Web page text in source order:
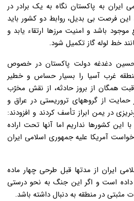
ایران به پاکستان نگاه به یک برادر در
فرصت بی بدیل، روابط دو کشور باید
موجود باشد و امنیت مرزها ارتقاء یابد و
خط لوله گاز تکمیل شود.
تحسین دغدغه دولت پاکستان در خصوص
غرب آسیا را بسیار حساس و خطیر
همگان از بروز حادثه، از نقش مخرّب
از گروههای تروریستی در عراق و
در یمن ابراز تأسف کردند و افزودند:
این کشورها نداریم اما آنها تحت اراده
آمریکا علیه جمهوری اسلامی ایران
ایران از مدتها قبل طرحی چهار ماده
است و اگر این جنگ به نحو درستی
مثبتی در منطقه به دنبال داشته باشد.